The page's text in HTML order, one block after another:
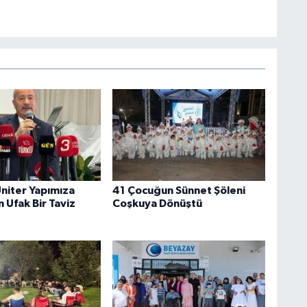
Yapımıza
Ufak Bir Taviz
41 Çocuğun Sünnet Şöleni
Coşkuya Dönüştü